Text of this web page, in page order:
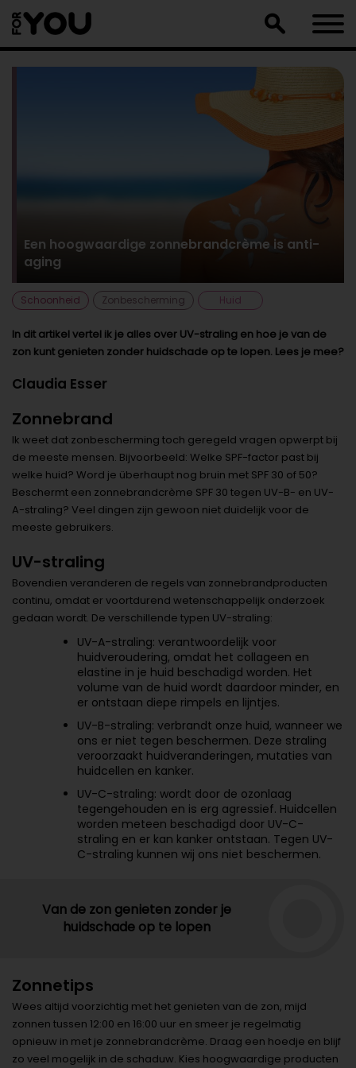
naar
artikel
Een hoogwaardige zonnebrandcrème is anti-
aging
Schoonheid Zonbescherming Huid
In dit artikel vertel ik je alles over UV-straling en hoe je van de
zon kunt genieten zonder huidschade op te lopen. Lees je mee?
Claudia Esser
Zonnebrand
Ik weet dat zonbescherming toch geregeld vragen opwerpt bij
de meeste mensen. Bijvoorbeeld: Welke SPF-factor past bij
welke huid? Word je überhaupt nog bruin met SPF 30 of 50?
Beschermt een zonnebrandcrème SPF 30 tegen UV-B- en UV-
A-straling? Veel dingen zijn gewoon niet duidelijk voor de
meeste gebruikers.
UV-straling
Bovendien veranderen de regels van zonnebrandproducten
continu, omdat er voortdurend wetenschappelijk onderzoek
gedaan wordt. De verschillende typen UV-straling:
UV-A-straling: verantwoordelijk voor
huidveroudering, omdat het collageen en
elastine in je huid beschadigd worden. Het
volume van de huid wordt daardoor minder, en
er ontstaan diepe rimpels en lijntjes.
UV-B-straling: verbrandt onze huid, wanneer we
ons er niet tegen beschermen. Deze straling
veroorzaakt huidveranderingen, mutaties van
huidcellen en kanker.
UV-C-straling: wordt door de ozonlaag
tegengehouden en is erg agressief. Huidcellen
worden meteen beschadigd door UV-C-
straling en er kan kanker ontstaan. Tegen UV-
C-straling kunnen wij ons niet beschermen.
Van de zon genieten zonder je
huidschade op te lopen
Zonnetips
Wees altijd voorzichtig met het genieten van de zon, mijd
zonnen tussen 12:00 en 16:00 uur en smeer je regelmatig
opnieuw in met je zonnebrandcrème. Draag een hoedje en blijf
zo veel mogelijk in de schaduw. Kies hoogwaardige producten